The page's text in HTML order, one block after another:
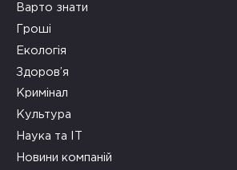
Варто знати
Гроші
Екологія
Здоров’я
Кримінал
Культура
Наука та ІТ
Новини компаній